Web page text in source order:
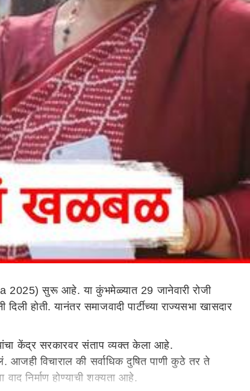
2025) सुरू आहे. या कुंभमेळ्यात 29 जानेवारी रोजी
होती. यानंतर समाजवादी पार्टीच्या राज्यसभा खासदार
केंद्र सरकारवर संताप व्यक्त केला आहे.
आजही विचाराल की सर्वाधिक दुषित पाणी कुठे तर ते
निर्माण होण्याची शक्यता आहे.